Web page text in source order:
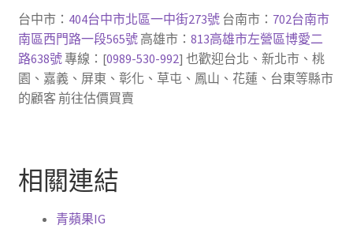
台中市： 404台中市北區一中街273號台南市： 702台南市
南區西門路一段565號高雄市： 813高雄市左營區博愛二
路638號專線：[0989-530-992] 也歡迎台北、新北市、桃
園、嘉義、屏東、彰化、草屯、鳳山、花蓮、台東等縣市
的顧客 前往估價買賣
相關連結
青蘋果IG